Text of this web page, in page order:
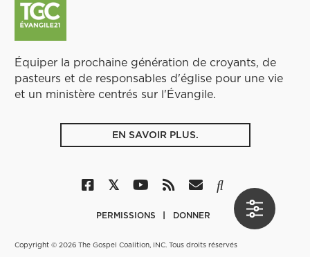
Équiper la prochaine génération de croyants, de
pasteurs et de responsables d'église pour une vie
et un ministère centrés sur l'Évangile.
EN SAVOIR PLUS.
PERMISSIONS DONNER
Copyright © 2026 The Gospel Coalition, INC. Tous droits réservés